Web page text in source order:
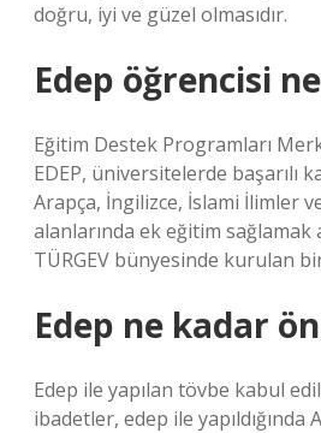
doğru, iyi ve güzel olmasıdır.
Edep öğrencisi
Eğitim Destek Programları
EDEP, üniversitelerde başarılı
Arapça, İngilizce, İslami İlimler
alanlarında ek eğitim sağlamak
TÜRGEV ​​bünyesinde kurulan
Edep ne kadar
Edep ile yapılan tövbe kabul
ibadetler, edep ile yapıldığında